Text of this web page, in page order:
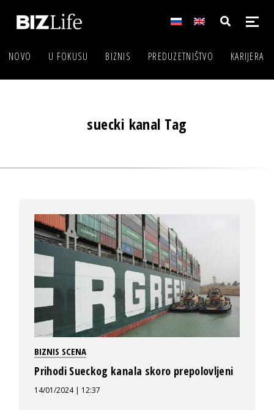
NOVO U FOKUSU BIZNIS PREDUZETNIŠTVO KARIJERA
suecki kanal Tag
BIZNIS SCENA
Prihodi Sueckog kanala skoro prepolovljeni
14/01/2024 | 12:37